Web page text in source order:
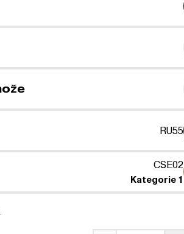
RU55
CSE02
Kategorie 1